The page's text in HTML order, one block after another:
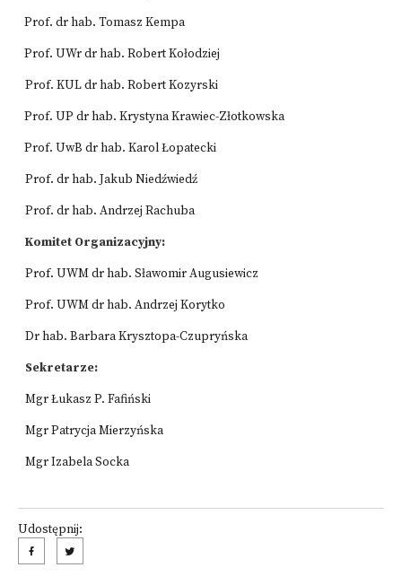
Prof. dr hab. Tomasz Kempa
Prof. UWr dr hab. Robert Kołodziej
Prof. KUL dr hab. Robert Kozyrski
Prof. UP dr hab. Krystyna Krawiec-Złotkowska
Prof. UwB dr hab. Karol Łopatecki
Prof. dr hab. Jakub Niedźwiedź
Prof. dr hab. Andrzej Rachuba
Komitet Organizacyjny:
Prof. UWM dr hab. Sławomir Augusiewicz
Prof. UWM dr hab. Andrzej Korytko
Dr hab. Barbara Krysztopa-Czupryńska
Sekretarze:
Mgr Łukasz P. Fafiński
Mgr Patrycja Mierzyńska
Mgr Izabela Socka
Udostępnij: